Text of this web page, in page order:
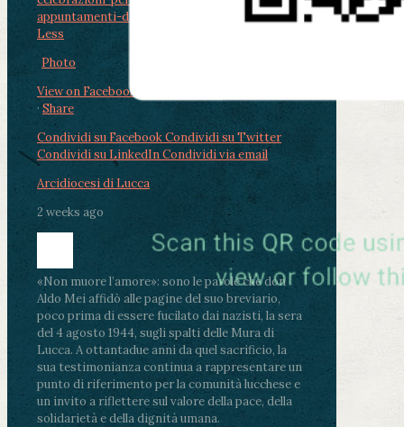
appuntamenti-dal-2-al-4-ago...
See MoreSee
Less
Photo
View on Facebook
· Share
Condividi su FacebookCondividi su Twitter
Condividi su LinkedInCondividi via email
Arcidiocesi di Lucca
2 weeks ago
«Non muore l’amore»: sono le parole che don
Aldo Mei affidò alle pagine del suo breviario,
poco prima di essere fucilato dai nazisti, la sera
del 4 agosto 1944, sugli spalti delle Mura di
Lucca. A ottantadue anni da quel sacrificio, la
sua testimonianza continua a rappresentare un
punto di riferimento per la comunità lucchese e
un invito a riflettere sul valore della pace, della
solidarietà e della dignità umana.